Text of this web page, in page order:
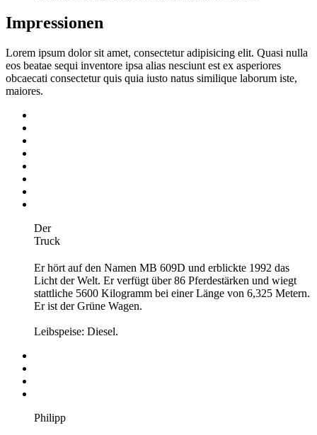
Impressionen
Lorem ipsum dolor sit amet, consectetur adipisicing elit. Quasi nulla
eos beatae sequi inventore ipsa alias nesciunt est ex asperiores
obcaecati consectetur quis quia iusto natus similique laborum iste,
maiores.
Der
Truck
Er hört auf den Namen MB 609D und erblickte 1992 das
Licht der Welt. Er verfügt über 86 Pferdestärken und wiegt
stattliche 5600 Kilogramm bei einer Länge von 6,325 Metern.
Er ist der Grüne Wagen.
Leibspeise: Diesel.
Philipp